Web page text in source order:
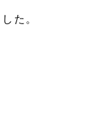
た。